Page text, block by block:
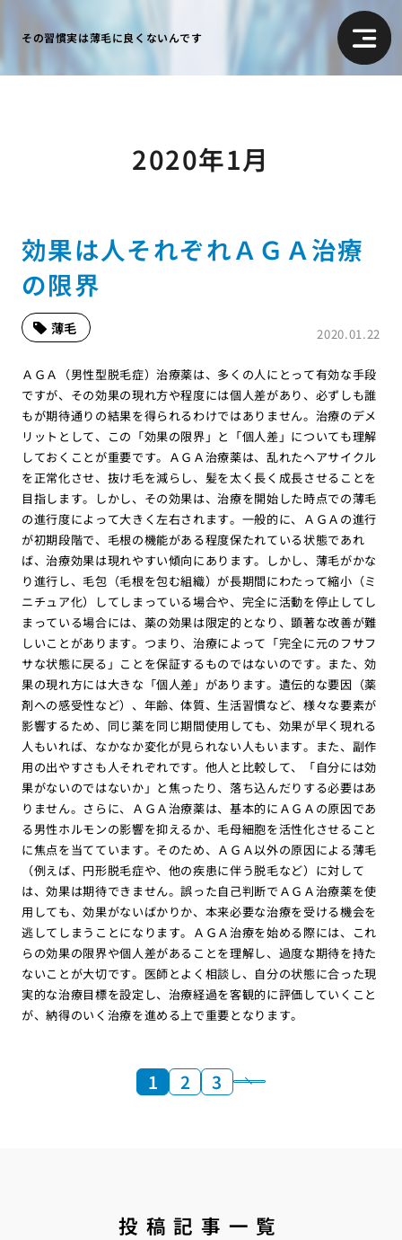
その習慣実は薄毛に良くないんです
2020年1月
効果は人それぞれＡＧＡ治療
の限界
2020.01.22
薄毛
ＡＧＡ（男性型脱毛症）治療薬は、多くの人にとって有効な手段
ですが、その効果の現れ方や程度には個人差があり、必ずしも誰
もが期待通りの結果を得られるわけではありません。治療のデメ
リットとして、この「効果の限界」と「個人差」についても理解
しておくことが重要です。ＡＧＡ治療薬は、乱れたヘアサイクル
を正常化させ、抜け毛を減らし、髪を太く長く成長させることを
目指します。しかし、その効果は、治療を開始した時点での薄毛
の進行度によって大きく左右されます。一般的に、ＡＧＡの進行
が初期段階で、毛根の機能がある程度保たれている状態であれ
ば、治療効果は現れやすい傾向にあります。しかし、薄毛がかな
り進行し、毛包（毛根を包む組織）が長期間にわたって縮小（ミ
ニチュア化）してしまっている場合や、完全に活動を停止してし
まっている場合には、薬の効果は限定的となり、顕著な改善が難
しいことがあります。つまり、治療によって「完全に元のフサフ
サな状態に戻る」ことを保証するものではないのです。また、効
果の現れ方には大きな「個人差」があります。遺伝的な要因（薬
剤への感受性など）、年齢、体質、生活習慣など、様々な要素が
影響するため、同じ薬を同じ期間使用しても、効果が早く現れる
人もいれば、なかなか変化が見られない人もいます。また、副作
用の出やすさも人それぞれです。他人と比較して、「自分には効
果がないのではないか」と焦ったり、落ち込んだりする必要はあ
りません。さらに、ＡＧＡ治療薬は、基本的にＡＧＡの原因であ
る男性ホルモンの影響を抑えるか、毛母細胞を活性化させること
に焦点を当てています。そのため、ＡＧＡ以外の原因による薄毛
（例えば、円形脱毛症や、他の疾患に伴う脱毛など）に対して
は、効果は期待できません。誤った自己判断でＡＧＡ治療薬を使
用しても、効果がないばかりか、本来必要な治療を受ける機会を
逃してしまうことになります。ＡＧＡ治療を始める際には、これ
らの効果の限界や個人差があることを理解し、過度な期待を持た
ないことが大切です。医師とよく相談し、自分の状態に合った現
実的な治療目標を設定し、治療経過を客観的に評価していくこと
が、納得のいく治療を進める上で重要となります。
1 2 3
投稿記事一覧